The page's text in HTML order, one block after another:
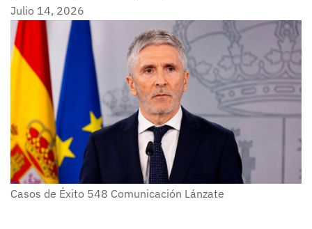
Julio 14, 2026
Casos de Éxito 548 Comunicación Lánzate